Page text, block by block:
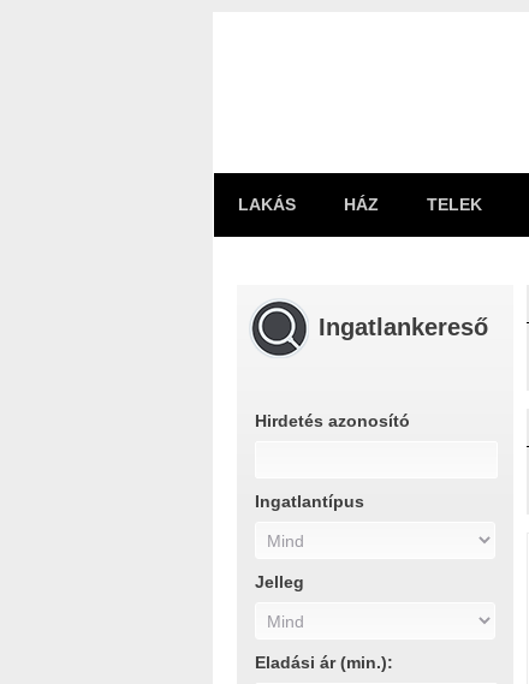
LAKÁS HÁZ TELEK
Ingatlankereső
Hirdetés azonosító
Ingatlantípus
Jelleg
Eladási ár (min.):